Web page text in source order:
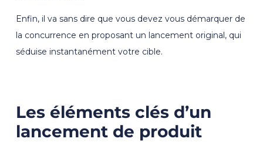
Enfin, il va sans dire que vous devez vous démarquer de
la concurrence en proposant un lancement original, qui
séduise instantanément votre cible.
Les éléments clés d’un
lancement de produit